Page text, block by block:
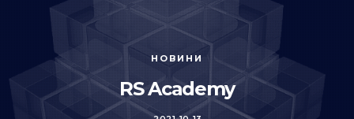
НОВИНИ
RS Academy